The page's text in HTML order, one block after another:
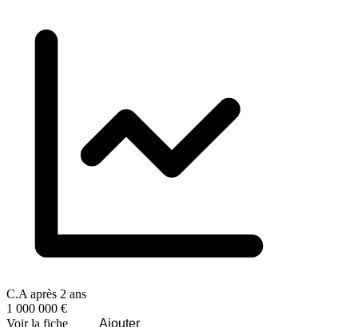
C.A après 2 ans
1 000 000 €
Voir la fiche
Ajouter